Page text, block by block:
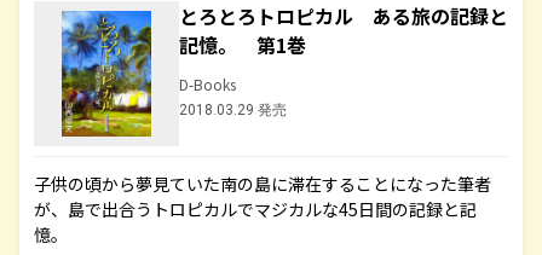
とろとろトロピカル ある旅の記録と
記憶。 第1巻
D-Books
2018.03.29 発売
子供の頃から夢見ていた南の島に滞在することになった筆者
が、島で出合うトロピカルでマジカルな45日間の記録と記
憶。